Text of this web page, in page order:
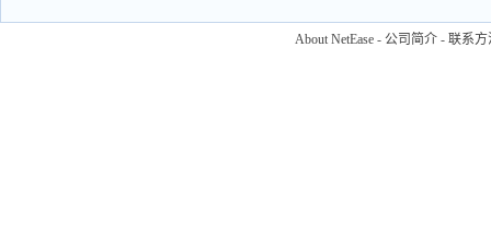
About NetEase - 公司简介 - 联系方